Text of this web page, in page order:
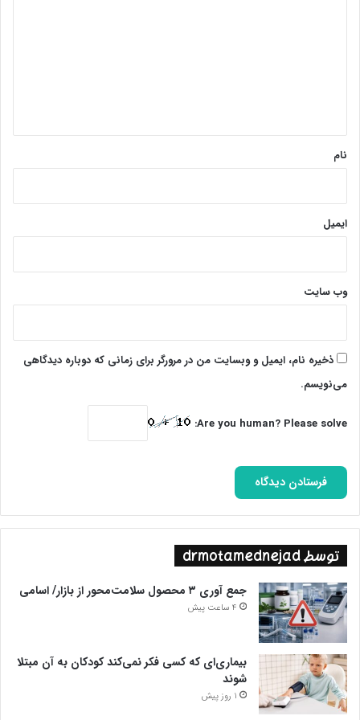
نام
ایمیل
وب‌ سایت
ذخیره نام، ایمیل و وبسایت من در مرورگر برای زمانی که دوباره دیدگاهی
می‌نویسم.
Are you human? Please solve:
توسط drmotamednejad
جمع آوری ۳ محصول سلامت‌محور از بازار/ اسامی
4 ساعت پیش
بیماری‌ای که کسی فکر نمی‌کند کودکان به آن مبتلا
شوند
1 روز پیش